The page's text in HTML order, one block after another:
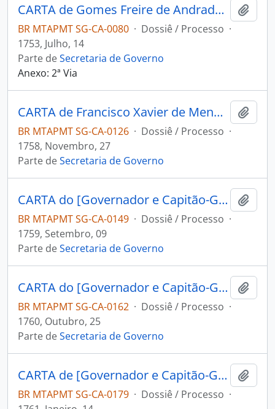
CARTA de Gomes Freire de Andrade ao Governador e Capitão-general da Capitania de Mato Grosso Antônio Rolim de Moura.
BR MTAPMT SG-CA-0080 · Dossiê / Processo ·
1753, Julho, 14
Parte deSecretaria de Governo
Anexo: 2ª Via
CARTA de Francisco Xavier de Mendonça Furtado ao Governador e Capitão-General da Capitania de Mato Grosso Antônio Rolim de Moura.
BR MTAPMT SG-CA-0126 · Dossiê / Processo ·
1758, Novembro, 27
Parte deSecretaria de Governo
CARTA do [Governador e Capitão-General da Capitania do Grão Pará e Maranhão] Manoel Bernardo de Mello e Castro ao [Governador e Capitão-General da Capitania de Mato Grosso] Antônio Rolim de Moura.
BR MTAPMT SG-CA-0149 · Dossiê / Processo ·
1759, Setembro, 09
Parte deSecretaria de Governo
CARTA do [Governador e Capitão-General da Capitania do Grão-Pará e Maranhão] Manoel Bernardo de Mello de Castro ao [Governador e Capitão-General da Capitania de Mato Grosso] Antônio Rolim de Moura.
BR MTAPMT SG-CA-0162 · Dossiê / Processo ·
1760, Outubro, 25
Parte deSecretaria de Governo
CARTA de [Governador e Capitão-General da Capitania de Goiás] João Manoel de Melo ao [Governador e Capitão-General da Capitania de Mato Grosso] Antônio Rolim de Moura.
BR MTAPMT SG-CA-0179 · Dossiê / Processo ·